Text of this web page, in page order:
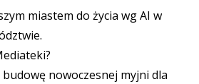
miastem do życia wg AI w
budowę nowoczesnej myjni dla